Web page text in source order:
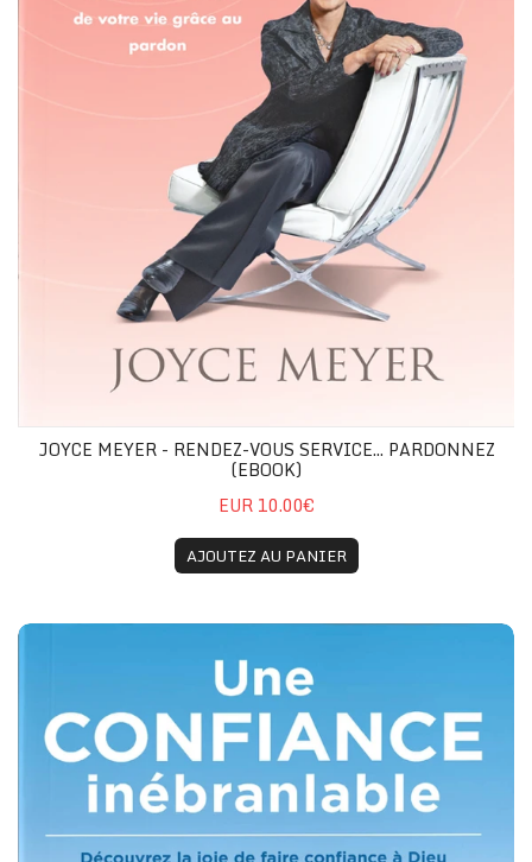
JOYCE MEYER - RENDEZ-VOUS SERVICE... PARDONNEZ
(EBOOK)
EUR 10.00€
AJOUTEZ AU PANIER
Joyce Meyer - Une confiance inébranlable (eBook)